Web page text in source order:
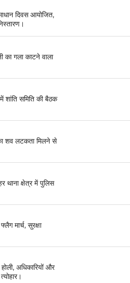
दिवस आयोजित,
का गला काटने वाला
शांति समिति की बैठक
शव लटकता मिलने से
थाना क्षेत्र में पुलिस
मार्च, सुरक्षा
अधिकारियों और